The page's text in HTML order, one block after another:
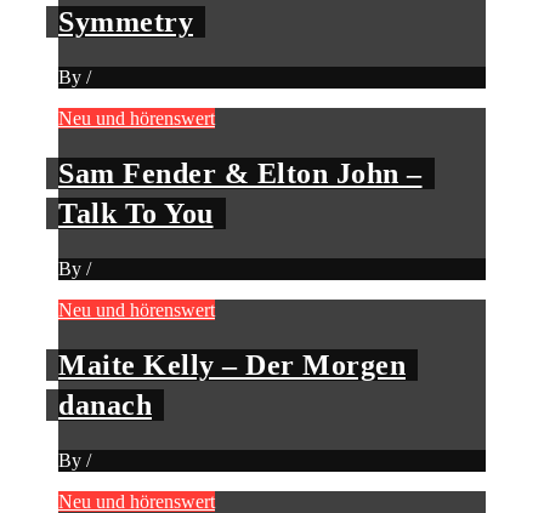
Symmetry
By /
Neu und hörenswert
Sam Fender & Elton John –
Talk To You
By /
Neu und hörenswert
Maite Kelly – Der Morgen
danach
By /
Neu und hörenswert